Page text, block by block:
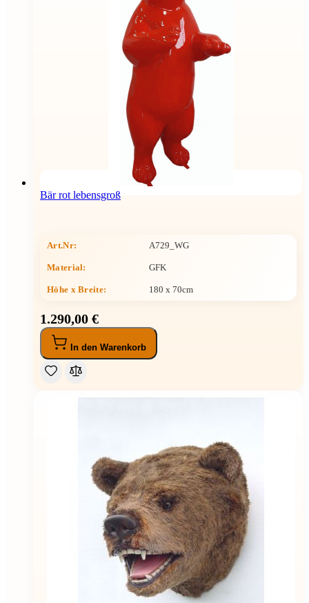
Bär rot lebensgroß
Art.Nr: A729_WG
Material: GFK
Höhe x Breite: 180 x 70cm
1.290,00 €
In den Warenkorb